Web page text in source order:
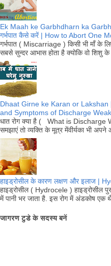
Ek Maah ke Garbhdharn ka
गर्भपात कैसे करें | How to Abort One
गर्भपात ( Miscarriage ) किसी भी माँ के
सबसे सुन्दर आभास होता है क्योकि वो शिशु
Dhaat Girne ke Karan or Lakshan
and Symptoms of Discharge
धात रोग क्या है ( What is Discharge
समझाएं तो व्यक्ति के मूत्र मेंवीर्यका भी अपने
हाइड्रोसील के कारण लक्षण और इलाज |
हाइड्रोसील ( Hydrocele ) हाइड्रोसील
में पानी भर जाता है. इस रोग में अंडकोष एक
जागरण टुडे के सदस्य बनें